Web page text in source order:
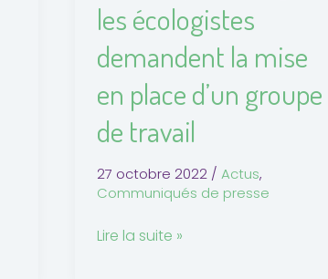
les écologistes
demandent la mise
en place d’un groupe
de travail
27 octobre 2022 / Actus,
Communiqués de presse
d’un
groupe
de travail
Lire la suite »